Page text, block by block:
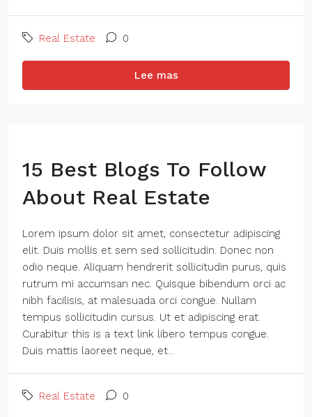
Real Estate 0
Lee mas
15 Best Blogs To Follow
About Real Estate
Lorem ipsum dolor sit amet, consectetur adipiscing
elit. Duis mollis et sem sed sollicitudin. Donec non
odio neque. Aliquam hendrerit sollicitudin purus, quis
rutrum mi accumsan nec. Quisque bibendum orci ac
nibh facilisis, at malesuada orci congue. Nullam
tempus sollicitudin cursus. Ut et adipiscing erat.
Curabitur this is a text link libero tempus congue.
Duis mattis laoreet neque, et...
Real Estate 0